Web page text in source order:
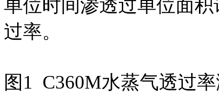
单位时间渗透过单位面
过率。
图1 C360M水蒸气透过